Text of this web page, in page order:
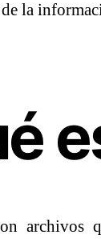
la
archivos